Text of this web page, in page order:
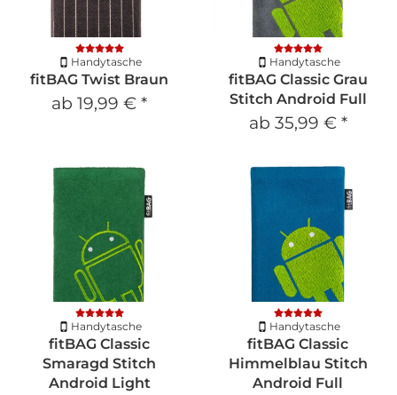
Handytasche
fitBAG Twist Braun
ab 19,99 € *
Handytasche
fitBAG Classic Grau
Stitch Android Full
ab 35,99 € *
Handytasche
fitBAG Classic
Smaragd Stitch
Android Light
Handytasche
fitBAG Classic
Himmelblau Stitch
Android Full